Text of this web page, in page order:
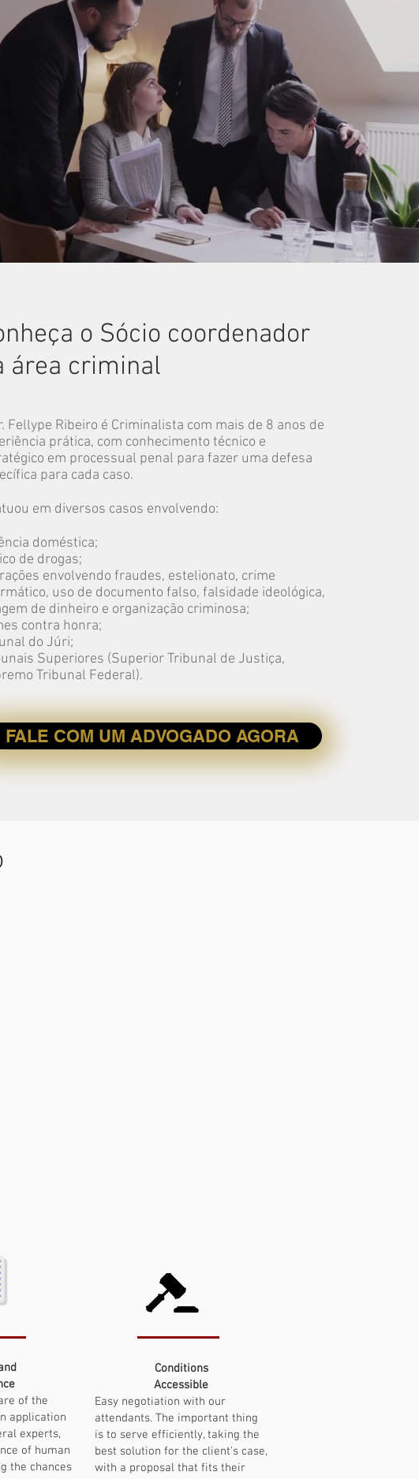
o Sócio coordenador
área criminal
Fellype Ribeiro é Criminalista com mais de 8 anos de
prática, com conhecimento técnico e
em processual penal para fazer uma defesa
para cada caso.
em diversos casos envolvendo:
doméstica;
de drogas;
envolvendo fraudes, estelionato, crime
uso de documento falso, falsidade ideológica,
de dinheiro e organização criminosa;
contra honra;
do Júri;
Superiores (Superior Tribunal de Justiça,
Tribunal Federal).
FALE COM UM ADVOGADO AGORA
of the
application
experts,
of human
the chances
Conditions
Accessible
Easy negotiation with our
attendants. The important thing
is to serve efficiently, taking the
best solution for the client's case,
with a proposal that fits their